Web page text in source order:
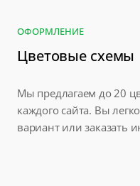
ОФОРМЛЕНИЕ
Цветовые схемы
Мы предлагаем до 20
каждого сайта. Вы
вариант или заказать